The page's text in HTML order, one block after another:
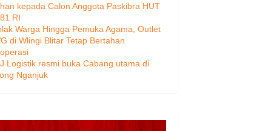
kepada Calon Anggota Paskibra HUT
RI
Warga Hingga Pemuka Agama, Outlet
di Wlingi Blitar Tetap Bertahan
Logistik resmi buka Cabang utama di
Nganjuk